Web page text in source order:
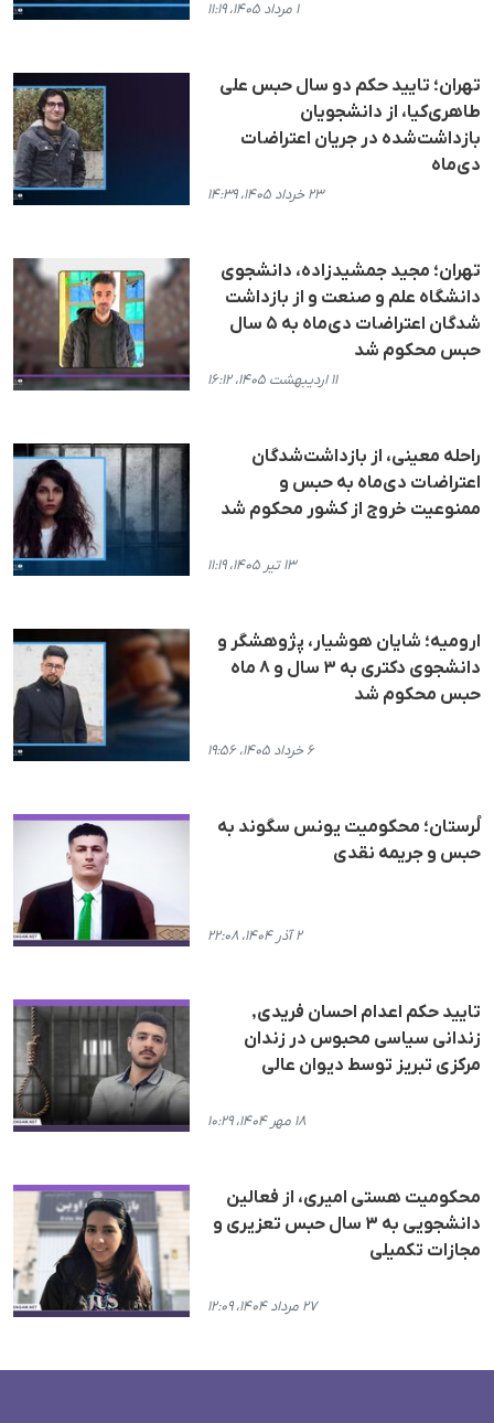
۱ مرداد ۱۴۰۵، ۱۱:۱۹
تهران؛ تایید حکم دو سال حبس علی
طاهری‌کیا، از دانشجویان
بازداشت‌شده در جریان اعتراضات
دی‌ماه
۲۳ خرداد ۱۴۰۵، ۱۴:۳۹
تهران؛ مجید جمشیدزاده، دانشجوی
دانشگاه علم و صنعت و از بازداشت
شدگان اعتراضات دی‌ماه به ۵ سال
حبس محکوم شد
۱۱ اردیبهشت ۱۴۰۵، ۱۶:۱۲
راحله معینی، از بازداشت‌شدگان
اعتراضات دی‌ماه به حبس و
ممنوعیت خروج از کشور محکوم شد
۱۳ تیر ۱۴۰۵، ۱۱:۱۹
ارومیه؛ شایان هوشیار، پژوهشگر و
دانشجوی دکتری به ۳ سال و ۸ ماه
حبس محکوم شد
۶ خرداد ۱۴۰۵، ۱۹:۵۶
لُرستان؛ محکومیت یونس سگوند بە
حبس و جریمە نقدی
۲ آذر ۱۴۰۴، ۲۲:۰۸
تایید حکم اعدام احسان فریدی,
زندانی سیاسی محبوس در زندان
مرکزی تبریز توسط دیوان عالی
۱۸ مهر ۱۴۰۴، ۱۰:۲۹
محکومیت هستی امیری، از فعالین
دانشجویی بە ٣ سال حبس تعزیری و
مجازات تکمیلی
۲۷ مرداد ۱۴۰۴، ۱۲:۰۹